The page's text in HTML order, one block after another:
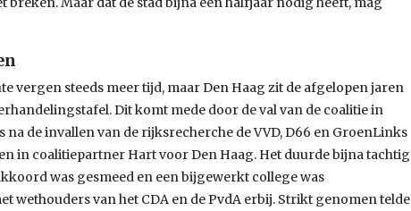
vergen steeds meer tijd, maar Den Haag zit de afgelopen jaren
Dit komt mede door de val van de coalitie in
na de invallen van de rijksrecherche de VVD, D66 en GroenLinks
in coalitiepartner Hart voor Den Haag. Het duurde bijna tachtig
was gesmeed en een bijgewerkt college was
wethouders van het CDA en de PvdA erbij. Strikt genomen telde